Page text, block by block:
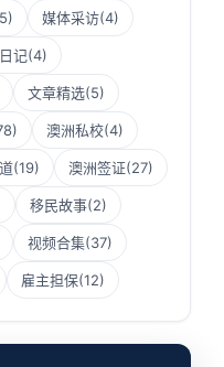
媒体采访(4)
记(4)
文章精选(5)
澳洲私校(4)
(19) 澳洲签证(27)
移民故事(2)
视频合集(37)
雇主担保(12)